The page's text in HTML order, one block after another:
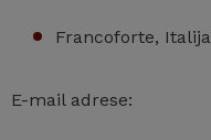
Francoforte, Italija
E-mail adrese: